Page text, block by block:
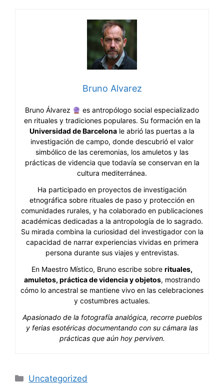
Bruno Alvarez
Bruno Álvarez
es antropólogo social especializado
en rituales y tradiciones populares. Su formación en la
Universidad de Barcelona le abrió las puertas a la
investigación de campo, donde descubrió el valor
simbólico de las ceremonias, los amuletos y las
prácticas de videncia que todavía se conservan en la
cultura mediterránea.
Ha participado en proyectos de investigación
etnográfica sobre rituales de paso y protección en
comunidades rurales, y ha colaborado en publicaciones
académicas dedicadas a la antropología de lo sagrado.
Su mirada combina la curiosidad del investigador con la
capacidad de narrar experiencias vividas en primera
persona durante sus viajes y entrevistas.
En Maestro Místico, Bruno escribe sobre rituales,
amuletos, práctica de videncia y objetos, mostrando
cómo lo ancestral se mantiene vivo en las celebraciones
y costumbres actuales.
Apasionado de la fotografía analógica, recorre pueblos
y ferias esotéricas documentando con su cámara las
prácticas que aún hoy perviven.
Categorías
Uncategorized